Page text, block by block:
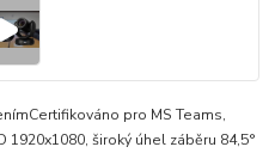
pro MS Teams,
1920x1080, široký úhel záběru 84,5°